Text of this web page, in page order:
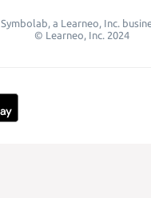
Symbolab, a Learneo, Inc.
© Learneo, Inc. 2024